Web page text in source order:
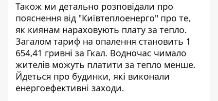
Також ми детально розповідали про
пояснення від "Київтеплоенерго" про те,
як киянам нараховують плату за тепло.
Загалом тариф на опалення становить 1
654,41 гривні за Гкал. Водночас чимало
жителів можуть платити за тепло менше.
Йдеться про будинки, які виконали
енергоефективні заходи.